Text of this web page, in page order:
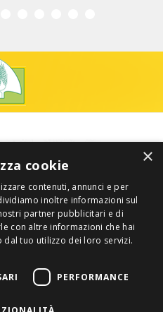
×
cookie
contenuti, annunci e per
inoltre informazioni sul
partner pubblicitari e di
con altre informazioni che hai
tuo utilizzo dei loro servizi.
PERFORMANCE